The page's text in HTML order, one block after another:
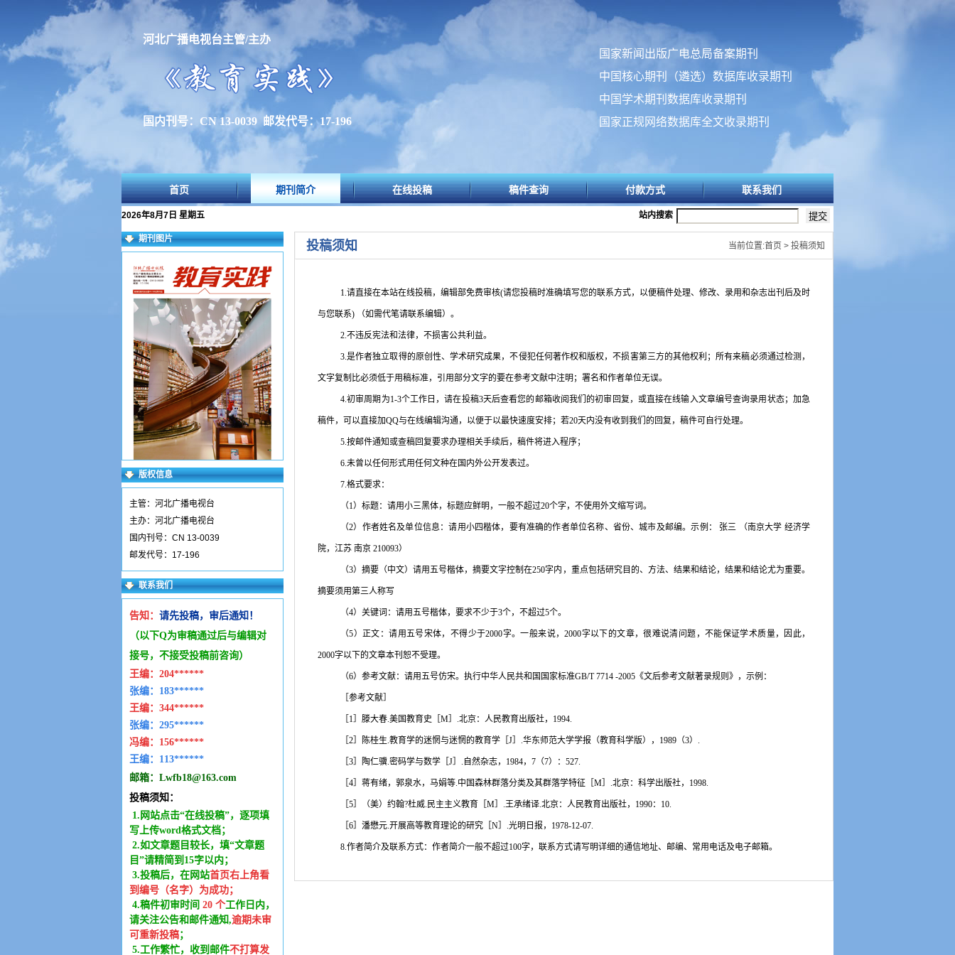
河北广播电视台主管/主办
国内刊号：CN 13-0039 邮发代号：17-196
国家新闻出版广电总局备案期刊
中国核心期刊（遴选）数据库收录期刊
中国学术期刊数据库收录期刊
国家正规网络数据库全文收录期刊
首页 期刊简介 在线投稿 稿件查询 付款方式 联系我们
2026年8月7日 星期五 站内搜索
期刊图片
版权信息
主管：河北广播电视台
主办：河北广播电视台
国内刊号：CN 13-0039
邮发代号：17-196
联系我们
告知： 请先投稿，审后通知！
（以下Q为审稿通过后与编辑对
接号，不接受投稿前咨询）
王编： 204******
张编：183******
王编： 344******
张编：295******
冯编： 156******
王编： 113******
邮箱： Lwfb18@163.com
投稿须知：
1.网站点击“在线投稿”，逐项填
写上传word格式文档；
2.如文章题目较长，填“文章题
目”请精简到15字以内；
3.投稿后，在网站首页右上角看
到编号（名字）为成功；
4.稿件初审时间 20 个工作日内 ，
请关注公告和邮件通知,逾期未审
可重新投稿；
5.工作繁忙，收到邮件不打算发
投稿须知 当前位置:首页 > 投稿须知
1.请直接在本站在线投稿，编辑部免费审核(请您投稿时准确填写您的联系方式，以便稿件处理、修改、录用和杂志出刊后及时
与您联系) （如需代笔请联系编辑）。
2.不违反宪法和法律，不损害公共利益。
3.是作者独立取得的原创性、学术研究成果，不侵犯任何著作权和版权，不损害第三方的其他权利；所有来稿必须通过检测，
文字复制比必须低于用稿标准，引用部分文字的要在参考文献中注明；署名和作者单位无误。
4.初审周期为1-3个工作日，请在投稿3天后查看您的邮箱收阅我们的初审回复，或直接在线输入文章编号查询录用状态；加急
稿件，可以直接加QQ与在线编辑沟通，以便于以最快速度安排；若20天内没有收到我们的回复，稿件可自行处理。
5.按邮件通知或查稿回复要求办理相关手续后，稿件将进入程序；
6.未曾以任何形式用任何文种在国内外公开发表过。
7.格式要求：
（1）标题：请用小三黑体，标题应鲜明，一般不超过20个字，不使用外文缩写词。
（2）作者姓名及单位信息：请用小四楷体，要有准确的作者单位名称、省份、城市及邮编。示例： 张三 （南京大学 经济学
院，江苏 南京 210093）
（3）摘要（中文）请用五号楷体，摘要文字控制在250字内，重点包括研究目的、方法、结果和结论，结果和结论尤为重要。
摘要须用第三人称写
（4）关键词：请用五号楷体，要求不少于3个，不超过5个。
（5）正文：请用五号宋体，不得少于2000字。一般来说，2000字以下的文章，很难说清问题，不能保证学术质量，因此，
2000字以下的文章本刊恕不受理。
（6）参考文献：请用五号仿宋。执行中华人民共和国国家标准GB/T 7714 -2005 《文后参考文献著录规则》，示例：
［参考文献］
1］滕大春.美国教育史［ M］ .北京：人民教育出版社， 1994.
2］陈桂生.教育学的迷惘与迷惘的教育学［ J］ .华东师范大学学报（教育科学版）， 1989 （3） .
3］陶仁骥.密码学与数学［ J］ . 自然杂志， 1984， 7 （7）： 527.
4］蒋有绪，郭泉水，马娟等.中国森林群落分类及其群落学特征［ M］ .北京：科学出版社， 1998.
5］（美）约翰?杜威. 民主主义教育［ M］ .王承绪译.北京：人民教育出版社， 1990： 10.
6］潘懋元.开展高等教育理论的研究［ N］ .光明日报， 1978-12-07.
8.作者简介及联系方式：作者简介一般不超过100字，联系方式请写明详细的通信地址、邮编、常用电话及电子邮箱。